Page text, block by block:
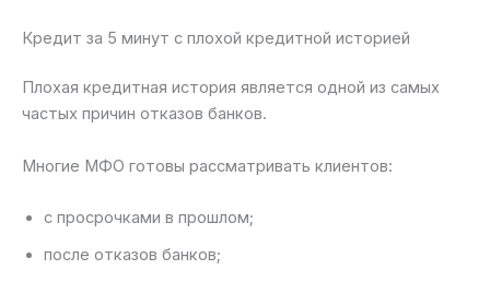
Кредит за 5 минут с плохой кредитной историей
Плохая кредитная история является одной из самых
частых причин отказов банков.
Многие МФО готовы рассматривать клиентов:
с просрочками в прошлом;
после отказов банков;